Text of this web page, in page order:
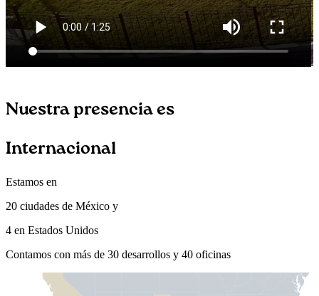
Nuestra presencia es
Internacional
Estamos en
20 ciudades de México y
4 en Estados Unidos
Contamos con más de 30 desarrollos y 40 oficinas